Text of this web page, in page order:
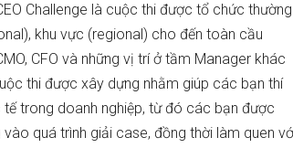
Challenge là cuộc thi được tổ chức thường
khu vực (regional) cho đến toàn cầu
CFO và những vị trí ở tầm Manager khác
thi được xây dựng nhằm giúp các bạn thí
trong doanh nghiệp, từ đó các bạn được
quá trình giải case, đồng thời làm quen